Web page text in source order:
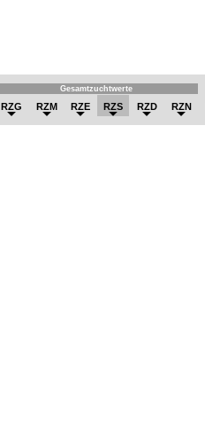
Gesamtzuchtwerte
RZG RZM RZE RZS RZD RZN